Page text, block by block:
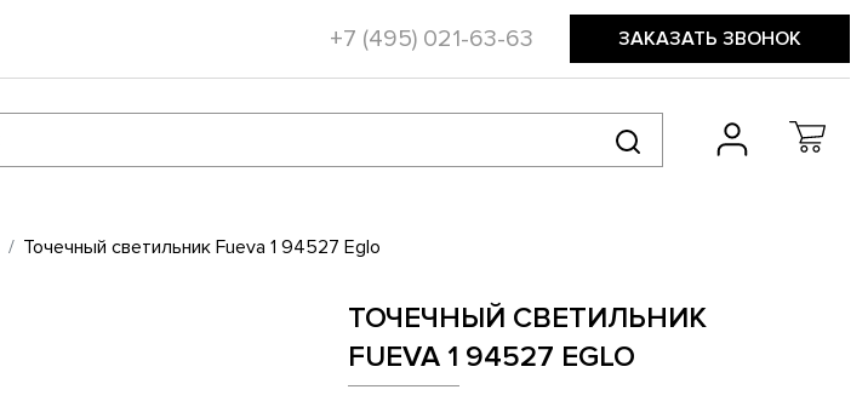
+7 (495) 021-63-63 ЗАКАЗАТЬ ЗВОНОК
Точечный светильник Fueva 1 94527 Eglo
ТОЧЕЧНЫЙ СВЕТИЛЬНИК
FUEVA 1 94527 EGLO